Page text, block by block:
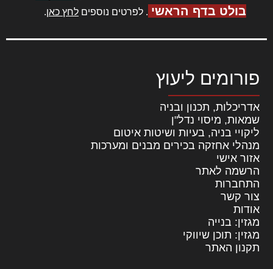
בולט בדף הראשי . לפרטים נוספים לחץ כאן.
פורומים ליעוץ
אדריכלות, תכנון ובניה
שמאות, מיסוי נדל"ן
ליקויי בניה, בעיות ושיטות איטום
מנהלי אחזקה בכירים מבנים ומערכות
אזור אישי
הרשמה לאתר
התחברות
צור קשר
אודות
מגזין: בנייה
מגזין: תוכן שיווקי
תקנון האתר